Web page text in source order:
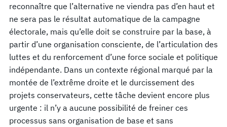
reconnaître que l’alternative ne viendra pas d’en haut et
ne sera pas le résultat automatique de la campagne
électorale, mais qu’elle doit se construire par la base, à
partir d’une organisation consciente, de l’articulation des
luttes et du renforcement d’une force sociale et politique
indépendante. Dans un contexte régional marqué par la
montée de l’extrême droite et le durcissement des
projets conservateurs, cette tâche devient encore plus
urgente : il n’y a aucune possibilité de freiner ces
processus sans organisation de base et sans